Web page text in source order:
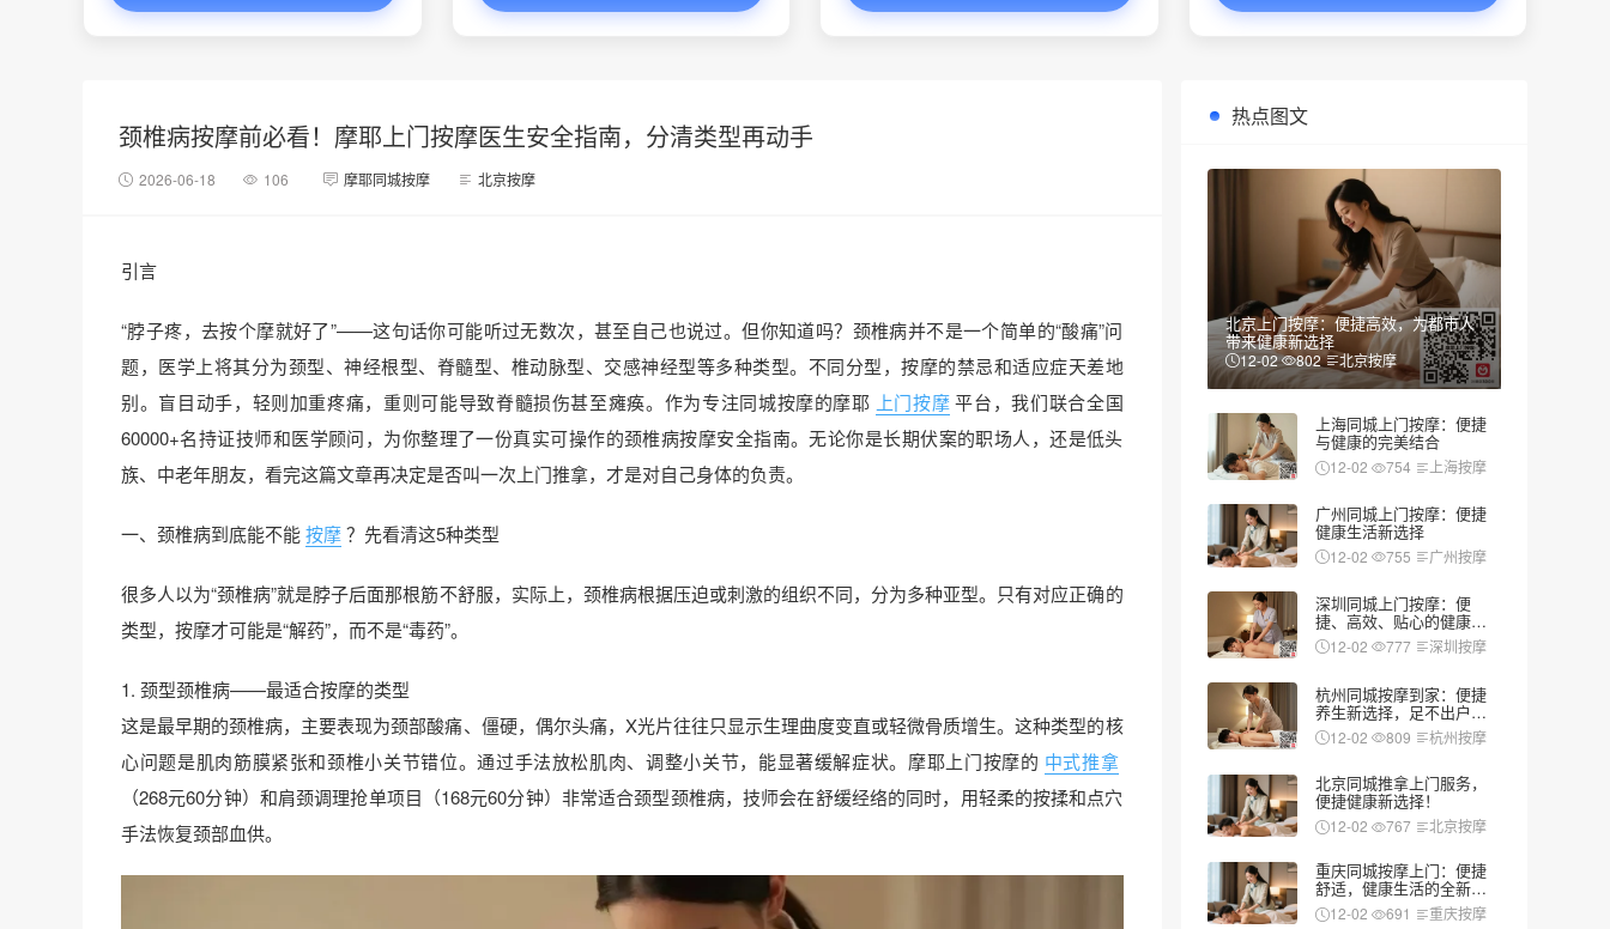
颈椎病按摩前必看！摩耶上门按摩医生安全指南，分清类型再动手
2026-06-18 106 摩耶同城按摩 北京按摩
引言
“脖子疼，去按个摩就好了”——这句话你可能听过无数次，甚至自己也说过。但你知道吗？颈椎病并不是一个简单的“酸痛”问
题，医学上将其分为颈型、神经根型、脊髓型、椎动脉型、交感神经型等多种类型。不同分型，按摩的禁忌和适应症天差地
别。盲目动手，轻则加重疼痛，重则可能导致脊髓损伤甚至瘫痪。作为专注同城按摩的摩耶 上门按摩 平台，我们联合全国
60000+名持证技师和医学顾问，为你整理了一份真实可操作的颈椎病按摩安全指南。无论你是长期伏案的职场人，还是低头
族、中老年朋友，看完这篇文章再决定是否叫一次上门推拿，才是对自己身体的负责。
一、颈椎病到底能不能按摩？先看清这5种类型
很多人以为“颈椎病”就是脖子后面那根筋不舒服，实际上，颈椎病根据压迫或刺激的组织不同，分为多种亚型。只有对应正确的
类型，按摩才可能是“解药”，而不是“毒药”。
1. 颈型颈椎病——最适合按摩的类型
这是最早期的颈椎病，主要表现为颈部酸痛、僵硬，偶尔头痛，X光片往往只显示生理曲度变直或轻微骨质增生。这种类型的核
心问题是肌肉筋膜紧张和颈椎小关节错位。通过手法放松肌肉、调整小关节，能显著缓解症状。摩耶上门按摩的 中式推拿
（268元60分钟）和肩颈调理抢单项目（168元60分钟）非常适合颈型颈椎病，技师会在舒缓经络的同时，用轻柔的按揉和点穴
手法恢复颈部血供。
热点图文
北京上门按摩：便捷高效，为都市人
带来健康新选择
12-02 802 北京按摩
上海同城上门按摩：便捷
与健康的完美结合
12-02 754 上海按摩
广州同城上门按摩：便捷
健康生活新选择
12-02 755 广州按摩
深圳同城上门按摩：便
捷、高效、贴心的健康新
选择12-02 777 深圳按摩
杭州同城按摩到家：便捷
养生新选择，足不出户享
受专业服务
12-02 809 杭州按摩
北京同城推拿上门服务，
便捷健康新选择！
12-02 767 北京按摩
重庆同城按摩上门：便捷
舒适，健康生活的全新选
择12-02 691 重庆按摩